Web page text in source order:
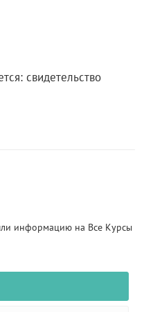
свидетельство
информацию на Все Курсы